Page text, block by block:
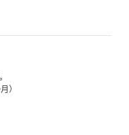
）